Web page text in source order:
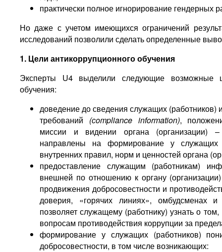
практически полное игнорирование гендерных
Но даже с учетом имеющихся ограничений
исследований позволили сделать определенные
1. Цели антикоррупционного обучения
Эксперты U4 выделили следующие возможные
обучения:
доведение до сведения служащих
требований (сompliance information),
миссии и видении органа (организации)
направлены на формирование у служащих
внутренних правил, норм и ценностей органа
предоставление служащим (работникам)
внешней по отношению к органу
продвижения добросовестности и
доверия, «горячих линиях», омбудсменах
позволяет служащему (работнику) узнать о
вопросам противодействия коррупции за
формирование у служащих (работников)
добросовестности, в том числе возникающих: